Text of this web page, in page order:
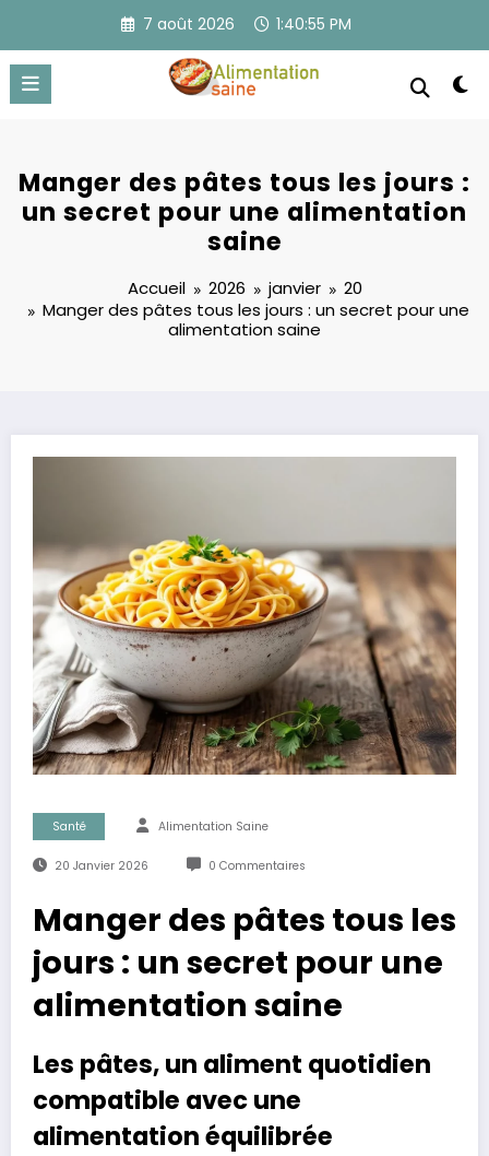
contenu
7 août 2026 1:40:55 PM
Manger des pâtes tous les jours :
un secret pour une alimentation
saine
Accueil 2026 janvier
20
Manger des pâtes tous les jours : un secret pour une
alimentation saine
Santé Alimentation Saine
20 Janvier 2026 0 Commentaires
Manger des pâtes tous les
jours : un secret pour une
alimentation saine
Les pâtes, un aliment quotidien
compatible avec une
alimentation équilibrée